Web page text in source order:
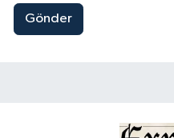
Gönder